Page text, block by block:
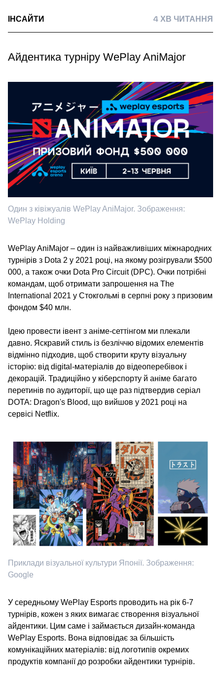
ІНСАЙТИ 4 ХВ ЧИТАННЯ
Айдентика турніру WePlay AniMajor
Один з ківіжуалів WePlay AniMajor. Зображення:
WePlay Holding
WePlay AniMajor – один із найважливіших міжнародних
турнірів з Dota 2 у 2021 році, на якому розігрували $500
000, а також очки Dota Pro Circuit (DPC). Очки потрібні
командам, щоб отримати запрошення на The
International 2021 у Стокгольмі в серпні року з призовим
фондом $40 млн.
Ідею провести івент з аніме-сеттінгом ми плекали
давно. Яскравий стиль із безліччю відомих елементів
відмінно підходив, щоб створити круту візуальну
історію: від digital-матеріалів до відеоперебівок і
декорацій. Традиційно у кіберспорту й аніме багато
перетинів по аудиторії, що ще раз підтвердив серіал
DOTA: Dragon's Blood, що вийшов у 2021 році на
сервісі Netflix.
Приклади візуальної культури Японії. Зображення:
Google
У середньому WePlay Esports проводить на рік 6-7
турнірів, кожен з яких вимагає створення візуальної
айдентики. Цим саме і займається дизайн-команда
WePlay Esports. Вона відповідає за більшість
комунікаційних матеріалів: від логотипів окремих
продуктів компанії до розробки айдентики турнірів.